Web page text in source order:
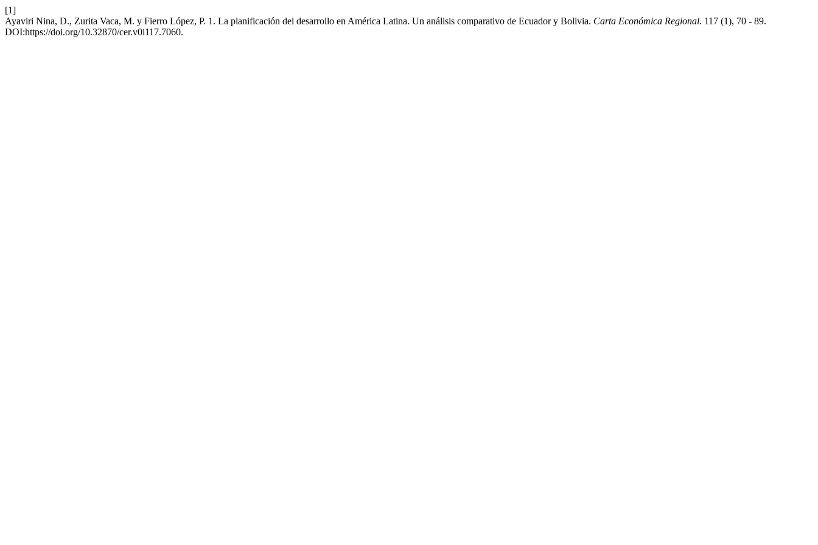
[1]
Ayaviri Nina, D., Zurita Vaca, M. y Fierro López, P. 1. La planificación del desarrollo en América Latina. Un análisis comparativo de Ecuador y Bolivia. Carta Económica Regional. 117 (1), 70 - 89.
DOI:https://doi.org/10.32870/cer.v0i117.7060.